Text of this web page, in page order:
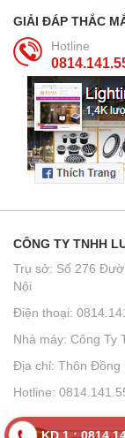
GIẢI ĐÁP THẮC
Hotline
CÔNG TY TNHH
Trụ sở: Số 276
Nội
Điện thoại:
Nhà máy: Công Ty
Địa chỉ: Thôn Đồng
Hotline: